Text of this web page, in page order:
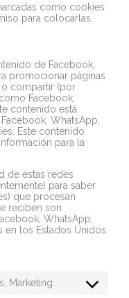
como cookies
para colocarlas.
de Facebook,
promocionar páginas
o compartir (por
Facebook,
contenido está
WhatsApp,
Este contenido
para la
de estas redes
para saber
que procesan
reciben son
WhatsApp,
en los Estados Unidos.
Marketing